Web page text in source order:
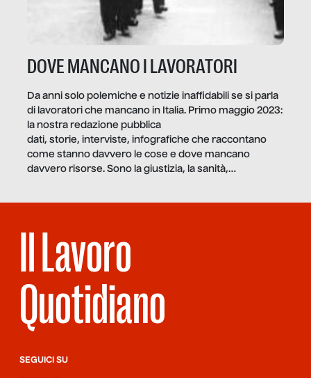
DOVE MANCANO I LAVORATORI
Da anni solo polemiche e notizie inaffidabili se si parla
di lavoratori che mancano in Italia. Primo maggio 2023:
la nostra redazione pubblica
dati, storie, interviste, infografiche che raccontano
come stanno davvero le cose e dove mancano
davvero risorse. Sono la giustizia, la sanità,
Il Lavoro
Quotidiano
SEGUICI SU